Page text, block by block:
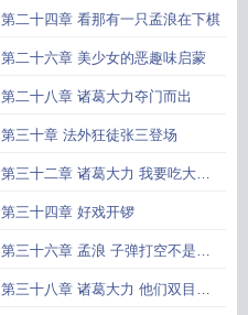
有过结
第二十四章 看那有一只孟浪在下棋
第二十六章 美少女的恶趣味启蒙
第二十八章 诸葛大力夺门而出
第三十章 法外狂徒张三登场
第三十二章 诸葛大力 我要吃大餐
你给我做
第三十四章 好戏开锣
第三十六章 孟浪 子弹打空不是封
印解除
第三十八章 诸葛大力 他们双目失